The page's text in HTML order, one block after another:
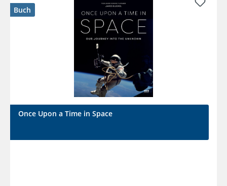
Buch
Once Upon a Time in Space